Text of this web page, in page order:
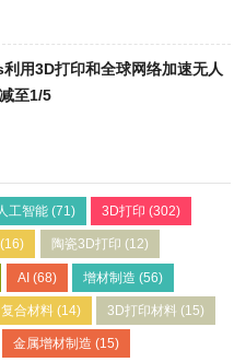
用3D打印和全球网络加速无人
至1/5
工智能(71) 3D打印 (302)
(16) 陶瓷3D打印 (12)
AI(68) 增材制造 (56)
复合材料(14) 3D打印材料 (15)
金属增材制造 (15)